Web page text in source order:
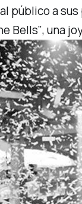
público a
Bells”, una